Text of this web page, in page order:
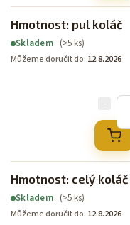
Hmotnost: pul koláč
Skladem (>5 ks)
Můžeme doručit do: 12.8.2026
Hmotnost: celý koláč
Skladem (>5 ks)
Můžeme doručit do: 12.8.2026